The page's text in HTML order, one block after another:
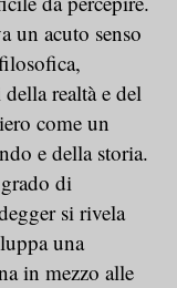
un acuto senso
realtà e del
come un
e della storia.
di
si rivela
una
in mezzo alle